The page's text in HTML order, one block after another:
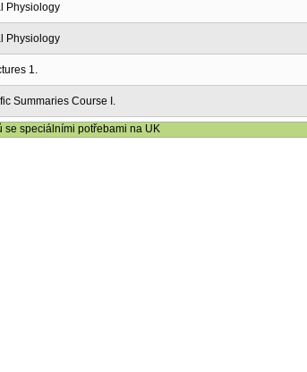
Physiology
Physiology
1.
Summaries Course I.
se speciálními potřebami na UK